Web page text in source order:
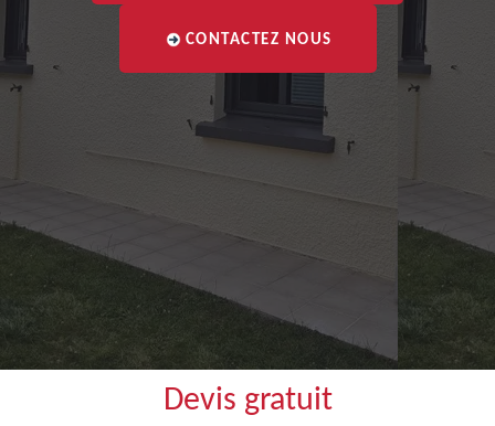
CONTACTEZ NOUS
Devis gratuit